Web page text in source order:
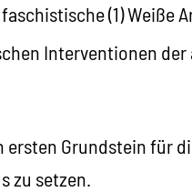
(1) Weiße
Interventionen
Grundstein für
zu setzen.